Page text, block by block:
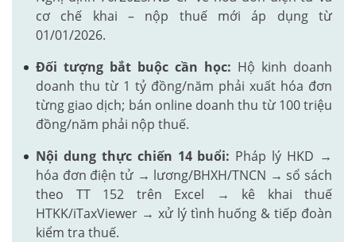
cơ chế khai – nộp thuế mới áp dụng từ
01/01/2026.
Đối tượng bắt buộc cần học: Hộ kinh doanh
doanh thu từ 1 tỷ đồng/năm phải xuất hóa đơn
từng giao dịch; bán online doanh thu từ 100 triệu
đồng/năm phải nộp thuế.
Nội dung thực chiến 14 buổi: Pháp lý HKD →
hóa đơn điện tử → lương/BHXH/TNCN → sổ sách
theo TT 152 trên Excel → kê khai thuế
HTKK/iTaxViewer → xử lý tình huống & tiếp đoàn
kiểm tra thuế.